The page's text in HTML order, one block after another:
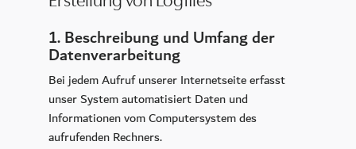
1. Beschreibung und Umfang der
Datenverarbeitung
Bei jedem Aufruf unserer Internetseite erfasst
unser System automatisiert Daten und
Informationen vom Computersystem des
aufrufenden Rechners.